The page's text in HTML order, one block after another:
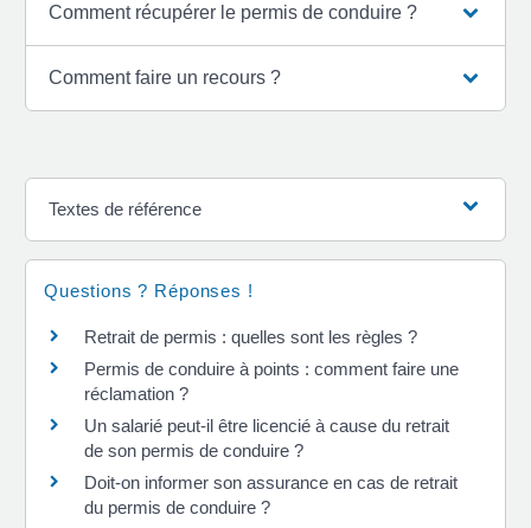
Comment récupérer le permis de conduire ?
Comment faire un recours ?
Textes de référence
Questions ? Réponses !
Retrait de permis : quelles sont les règles ?
Permis de conduire à points : comment faire une
réclamation ?
Un salarié peut-il être licencié à cause du retrait
de son permis de conduire ?
Doit-on informer son assurance en cas de retrait
du permis de conduire ?